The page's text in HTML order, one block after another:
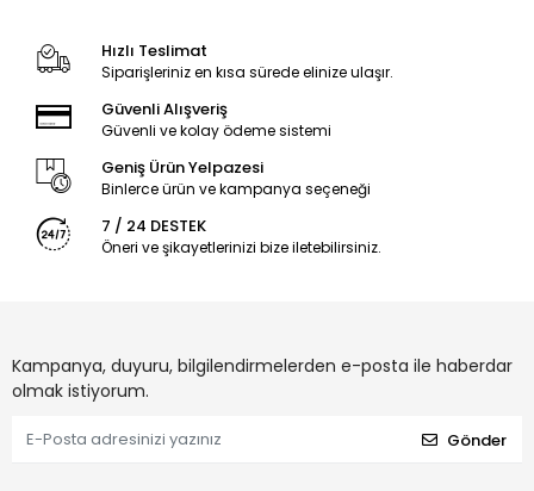
Hızlı Teslimat
Siparişleriniz en kısa sürede elinize ulaşır.
Güvenli Alışveriş
Güvenli ve kolay ödeme sistemi
Geniş Ürün Yelpazesi
Binlerce ürün ve kampanya seçeneği
7 / 24 DESTEK
Öneri ve şikayetlerinizi bize iletebilirsiniz.
Kampanya, duyuru, bilgilendirmelerden e-posta ile haberdar
olmak istiyorum.
Gönder